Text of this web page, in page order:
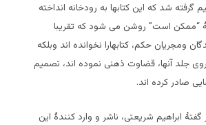
گرفته شد که این کتابها به رودخانه انداخته
“ممکن است” روشن می شود که تقریبا
ومجریان حکم، کتابهارا نخوانده اند وبلکه
جلد آنها، قضاوت ذهنی نموده اند، تصمیم
صادر کرده اند.
ابراهیم شریعتی، ناشر و وارد کنندۀ این